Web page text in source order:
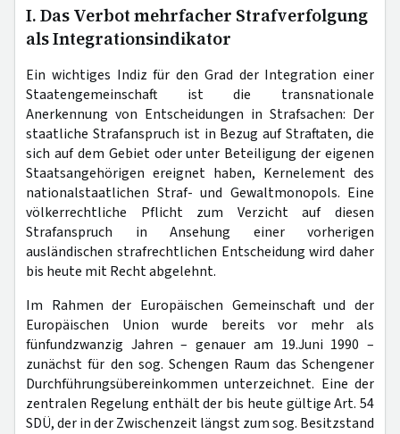
I. Das Verbot mehrfacher Strafverfolgung
als Integrationsindikator
Ein wichtiges Indiz für den Grad der Integration einer
Staatengemeinschaft ist die transnationale
Anerkennung von Entscheidungen in Strafsachen: Der
staatliche Strafanspruch ist in Bezug auf Straftaten, die
sich auf dem Gebiet oder unter Beteiligung der eigenen
Staatsangehörigen ereignet haben, Kernelement des
nationalstaatlichen Straf- und Gewaltmonopols. Eine
völkerrechtliche Pflicht zum Verzicht auf diesen
Strafanspruch in Ansehung einer vorherigen
ausländischen strafrechtlichen Entscheidung wird daher
bis heute mit Recht abgelehnt.
Im Rahmen der Europäischen Gemeinschaft und der
Europäischen Union wurde bereits vor mehr als
fünfundzwanzig Jahren – genauer am 19.Juni 1990 –
zunächst für den sog. Schengen Raum das Schengener
Durchführungsübereinkommen unterzeichnet. Eine der
zentralen Regelung enthält der bis heute gültige Art. 54
SDÜ, der in der Zwischenzeit längst zum sog. Besitzstand